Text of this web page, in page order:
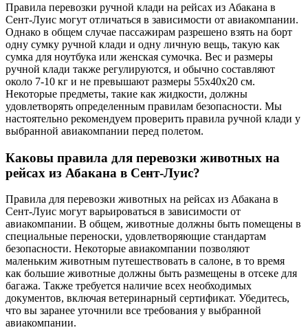
Правила перевозки ручной клади на рейсах из Абакана в
Сент-Луис могут отличаться в зависимости от авиакомпании.
Однако в общем случае пассажирам разрешено взять на борт
одну сумку ручной клади и одну личную вещь, такую как
сумка для ноутбука или женская сумочка. Вес и размеры
ручной клади также регулируются, и обычно составляют
около 7-10 кг и не превышают размеры 55x40x20 см.
Некоторые предметы, такие как жидкости, должны
удовлетворять определенным правилам безопасности. Мы
настоятельно рекомендуем проверить правила ручной клади у
выбранной авиакомпании перед полетом.
Каковы правила для перевозки животных на
рейсах из Абакана в Сент-Луис?
Правила для перевозки животных на рейсах из Абакана в
Сент-Луис могут варьироваться в зависимости от
авиакомпании. В общем, животные должны быть помещены в
специальные переноски, удовлетворяющие стандартам
безопасности. Некоторые авиакомпании позволяют
маленьким животным путешествовать в салоне, в то время
как большие животные должны быть размещены в отсеке для
багажа. Также требуется наличие всех необходимых
документов, включая ветеринарный сертификат. Убедитесь,
что вы заранее уточнили все требования у выбранной
авиакомпании.